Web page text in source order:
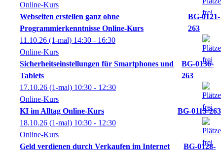
Online-Kurs
Webseiten erstellen ganz ohne
Programmierkenntnisse Online-Kurs
BG-0121-
263
11.10.26 (1-mal) 14:30 - 16:30
Online-Kurs
Sicherheitseinstellungen für Smartphones und
Tablets
BG-0136-
263
17.10.26 (1-mal) 10:30 - 12:30
Online-Kurs
KI im Alltag Online-Kurs
BG-0113-263
18.10.26 (1-mal) 10:30 - 12:30
Online-Kurs
Geld verdienen durch Verkaufen im Internet
BG-0128-